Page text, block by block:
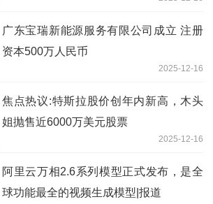
广东宝瑞新能源服务有限公司成立 注册
资本500万人民币
2025-12-16
焦点热议:特斯拉股价创年内新高，木头
姐抛售近6000万美元股票
2025-12-16
阿里云万相2.6系列模型正式发布，是全
球功能最全的视频生成模型|报道